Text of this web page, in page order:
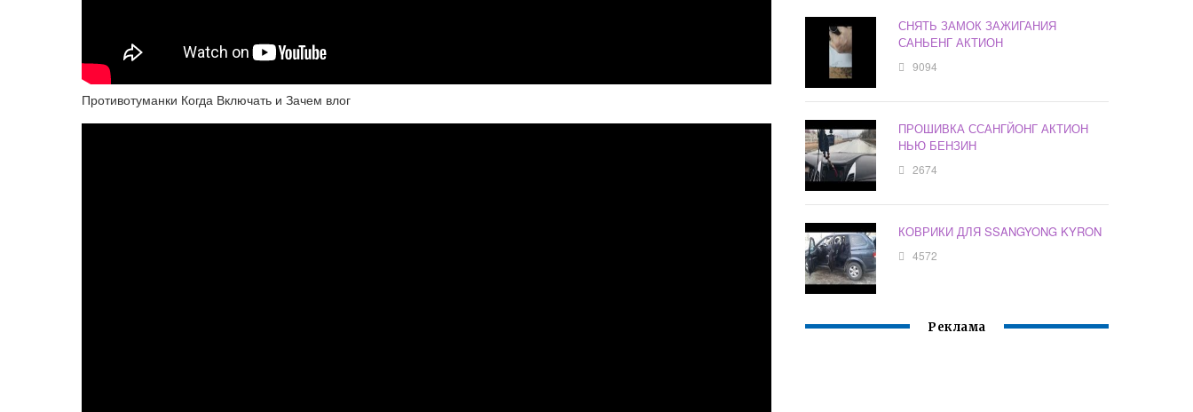
Противотуманки Когда Включать и Зачем влог
СНЯТЬ ЗАМОК ЗАЖИГАНИЯ
САНЬЕНГ АКТИОН
9094
ПРОШИВКА ССАНГЙОНГ АКТИОН
НЬЮ БЕНЗИН
2674
КОВРИКИ ДЛЯ SSANGYONG KYRON
4572
Реклама